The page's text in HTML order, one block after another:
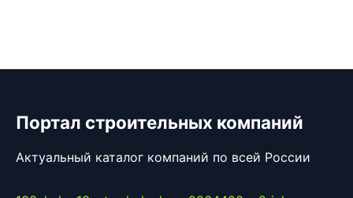
Портал строительных компаний
Актуальный каталог компаний по всей России